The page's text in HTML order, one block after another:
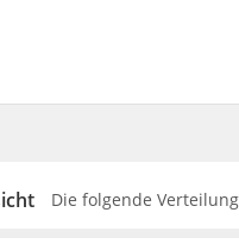
Die folgende